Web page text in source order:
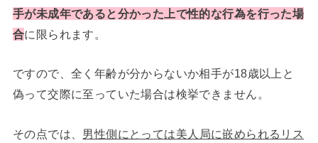
手が未成年であると分かった上で性的な行為を行った場
合に限られます。
ですので、全く年齢が分からないか相手が18歳以上と
偽って交際に至っていた場合は検挙できません。
その点では、 男性側にとっては美人局に嵌められるリス